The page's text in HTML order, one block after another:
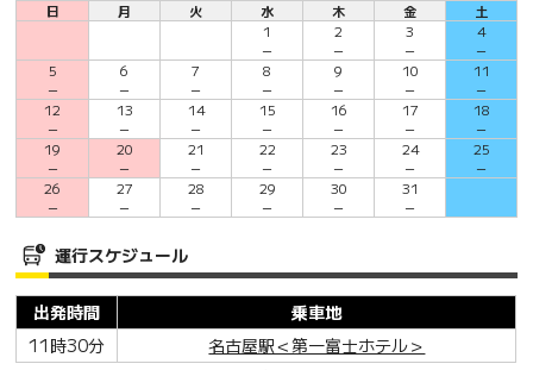
日 月 火 水 木 金
土
1
－
2
－
3
－
4
－
5
－
6
－
7
－
8
－
9
－
10
－
11
－
12
－
13
－
14
－
15
－
16
－
17
－
18
－
19
－
20
－
21
－
22
－
23
－
24
－
25
－
26
－
27
－
28
－
29
－
30
－
31
－
運行スケジュール
出発時間
乗車地
11時30分
名古屋駅＜第一富士ホテル＞